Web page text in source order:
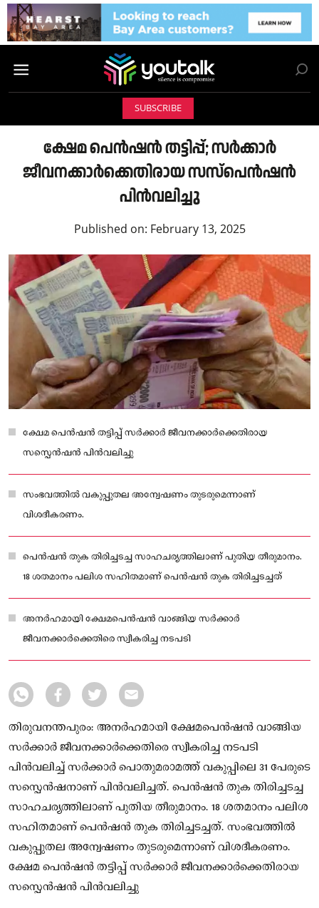
SUBSCRIBE
ക്ഷേമ പെൻഷൻ തട്ടിപ്പ്; സർക്കാർ
ജീവനക്കാർക്കെതിരായ സസ്പെൻഷൻ
പിൻവലിച്ചു
Published on: February 13, 2025
ക്ഷേമ പെൻഷൻ തട്ടിപ്പ് സർക്കാർ ജീവനക്കാർക്കെതിരായ
സസ്പെൻഷൻ പിൻവലിച്ചു
സംഭവത്തിൽ വകുപ്പുതല അന്വേഷണം തുടരുമെന്നാണ്
വിശദീകരണം.
പെൻഷൻ തുക തിരിച്ചടച്ച സാഹചര്യത്തിലാണ് പുതിയ തീരുമാനം.
18 ശതമാനം പലിശ സഹിതമാണ് പെൻഷൻ തുക തിരിച്ചടച്ചത്
അനർഹമായി ക്ഷേമപെൻഷൻ വാങ്ങിയ സർക്കാർ
ജീവനക്കാർക്കെതിരെ സ്വീകരിച്ച നടപടി
തിരുവനന്തപുരം: അനർഹമായി ക്ഷേമപെൻഷൻ വാങ്ങിയ
സർക്കാർ ജീവനക്കാർക്കെതിരെ സ്വീകരിച്ച നടപടി
പിൻവലിച്ച് സർക്കാർ പൊതുമരാമത്ത് വകുപ്പിലെ 31 പേരുടെ
സസ്പെൻഷനാണ് പിൻവലിച്ചത്. പെൻഷൻ തുക തിരിച്ചടച്ച
സാഹചര്യത്തിലാണ് പുതിയ തീരുമാനം. 18 ശതമാനം പലിശ
സഹിതമാണ് പെൻഷൻ തുക തിരിച്ചടച്ചത്. സംഭവത്തിൽ
വകുപ്പുതല അന്വേഷണം തുടരുമെന്നാണ് വിശദീകരണം.
ക്ഷേമ പെൻഷൻ തട്ടിപ്പ് സർക്കാർ ജീവനക്കാർക്കെതിരായ
സസ്പെൻഷൻ പിൻവലിച്ചു